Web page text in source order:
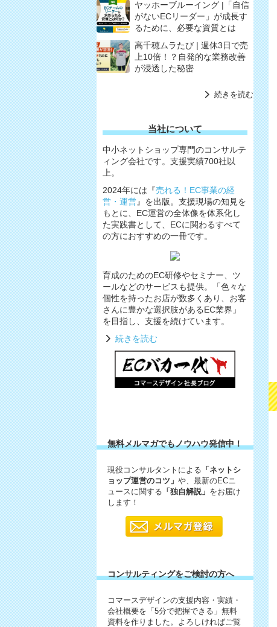
ヤッホーブルーイング |「自信
がないECリーダー」が成長す
るために、必要な資質とは
高千穂ムラたび | 週休3日で売
上10倍！？自発的な業務改善
が浸透した秘密
続きを読む
当社について
中小ネットショップ専門のコンサルテ
ィング会社です。支援実績700社以
上。
2024年には『売れる！EC事業の経
営・運営』を出版。支援現場の知見を
もとに、EC運営の全体像を体系化し
た実践書として、ECに関わるすべて
の方におすすめの一冊です。
育成のためのEC研修やセミナー、ツ
ールなどのサービスも提供。「色々な
個性を持ったお店が数多くあり、お客
さんに豊かな選択肢があるEC業界」
を目指し、支援を続けています。
続きを読む
無料メルマガでもノウハウ発信中！
現役コンサルタントによる 「ネットシ
ョップ運営のコツ」 や、最新のECニ
ュースに関する 「独自解説」 をお届け
します！
コンサルティングをご検討の方へ
コマースデザインの支援内容・実績・
会社概要を「5分で把握できる」無料
資料を作りました。よろしければご覧